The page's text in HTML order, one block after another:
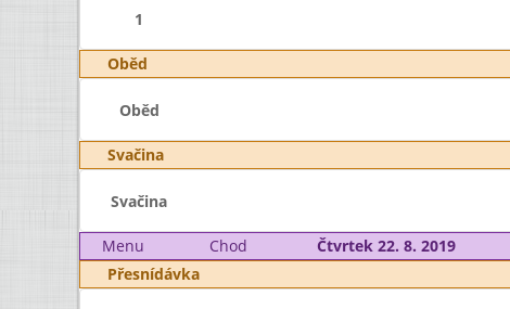
1
Oběd
Oběd
Svačina
Svačina
Menu Chod
Čtvrtek 22. 8. 2019
Přesnídávka